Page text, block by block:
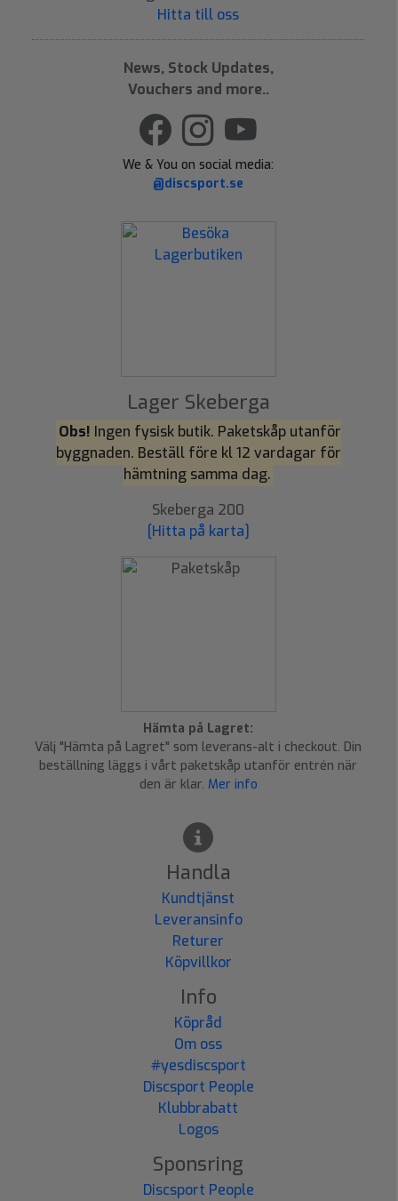
Hitta till oss
News, Stock Updates,
Vouchers and more..
We & You on social media:
@discsport.se
Lager Skeberga
Obs! Ingen fysisk butik. Paketskåp utanför
byggnaden. Beställ före kl 12 vardagar för
hämtning samma dag.
Skeberga 200
[Hitta på karta]
Hämta på Lagret:
Välj "Hämta på Lagret" som leverans-alt i checkout. Din
beställning läggs i vårt paketskåp utanför entrén när
den är klar. Mer info
Handla
Kundtjänst
Leveransinfo
Returer
Köpvillkor
Info
Köpråd
Om oss
#yesdiscsport
Discsport People
Klubbrabatt
Logos
Sponsring
Discsport People